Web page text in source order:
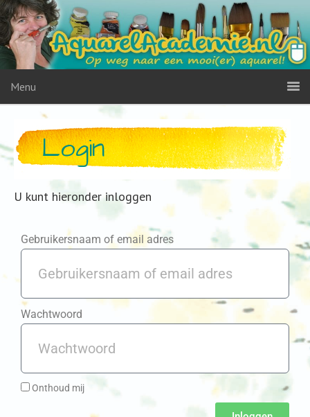
Menu
Login
U kunt hieronder inloggen
Gebruikersnaam of email adres
Wachtwoord
Onthoud mij